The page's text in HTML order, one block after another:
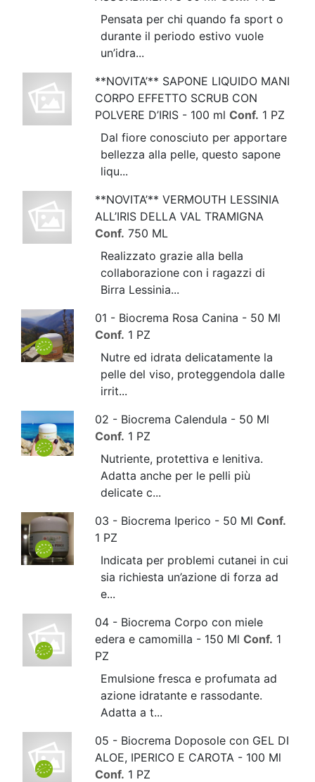
Pensata per chi quando fa sport o
durante il periodo estivo vuole
un’idra...
**NOVITA’** SAPONE LIQUIDO MANI
CORPO EFFETTO SCRUB CON
POLVERE D’IRIS - 100 ml Conf. 1 PZ
Dal fiore conosciuto per apportare
bellezza alla pelle, questo sapone
liqu...
**NOVITA’** VERMOUTH LESSINIA
ALL’IRIS DELLA VAL TRAMIGNA
Conf. 750 ML
Realizzato grazie alla bella
collaborazione con i ragazzi di
Birra Lessinia...
01 - Biocrema Rosa Canina - 50 Ml
Conf. 1 PZ
Nutre ed idrata delicatamente la
pelle del viso, proteggendola dalle
irrit...
02 - Biocrema Calendula - 50 Ml
Conf. 1 PZ
Nutriente, protettiva e lenitiva.
Adatta anche per le pelli più
delicate c...
03 - Biocrema Iperico - 50 Ml Conf.
1 PZ
Indicata per problemi cutanei in cui
sia richiesta un’azione di forza ad
e...
04 - Biocrema Corpo con miele
edera e camomilla - 150 Ml Conf. 1
PZ
Emulsione fresca e profumata ad
azione idratante e rassodante.
Adatta a t...
05 - Biocrema Doposole con GEL DI
ALOE, IPERICO E CAROTA - 100 Ml
Conf. 1 PZ